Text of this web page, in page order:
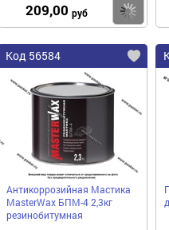
209,00 руб
Код 56584
Антикоррозийная Мастика
MasterWax БПМ-4 2,3кг
резинобитумная